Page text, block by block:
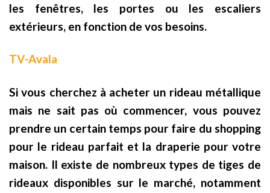
les fenêtres, les portes ou les escaliers
extérieurs, en fonction de vos besoins.
TV-Avala
Si vous cherchez à acheter un rideau métallique
mais ne sait pas où commencer, vous pouvez
prendre un certain temps pour faire du shopping
pour le rideau parfait et la draperie pour votre
maison. Il existe de nombreux types de tiges de
rideaux disponibles sur le marché, notamment